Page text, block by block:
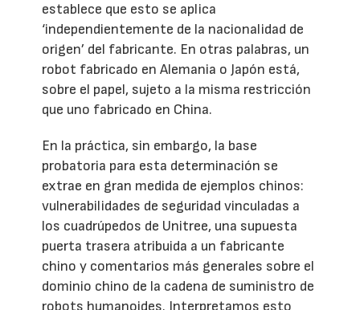
establece que esto se aplica
‘independientemente de la nacionalidad de
origen’ del fabricante. En otras palabras, un
robot fabricado en Alemania o Japón está,
sobre el papel, sujeto a la misma restricción
que uno fabricado en China.
En la práctica, sin embargo, la base
probatoria para esta determinación se
extrae en gran medida de ejemplos chinos:
vulnerabilidades de seguridad vinculadas a
los cuadrúpedos de Unitree, una supuesta
puerta trasera atribuida a un fabricante
chino y comentarios más generales sobre el
dominio chino de la cadena de suministro de
robots humanoides. Interpretamos esto